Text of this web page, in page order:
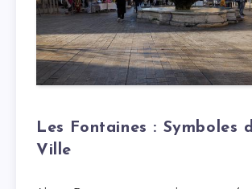
Les Fontaines : Symboles
Ville